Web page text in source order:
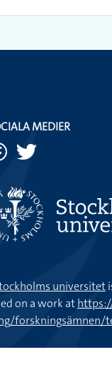
MEDIER
universitet
on a work at
forskningsämnen/